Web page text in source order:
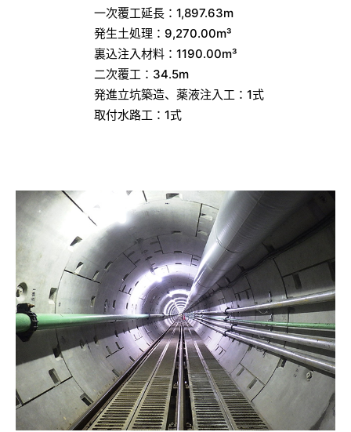
一次覆工延長：1,897.63m
発生土処理：9,270.00m³
裏込注入材料：1190.00m³
二次覆工：34.5m
発進立坑築造、薬液注入工：1式
取付水路工：1式